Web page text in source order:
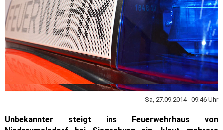
Sa, 27.09.2014 09:46 Uhr
Unbekannter steigt ins Feuerwehrhaus von